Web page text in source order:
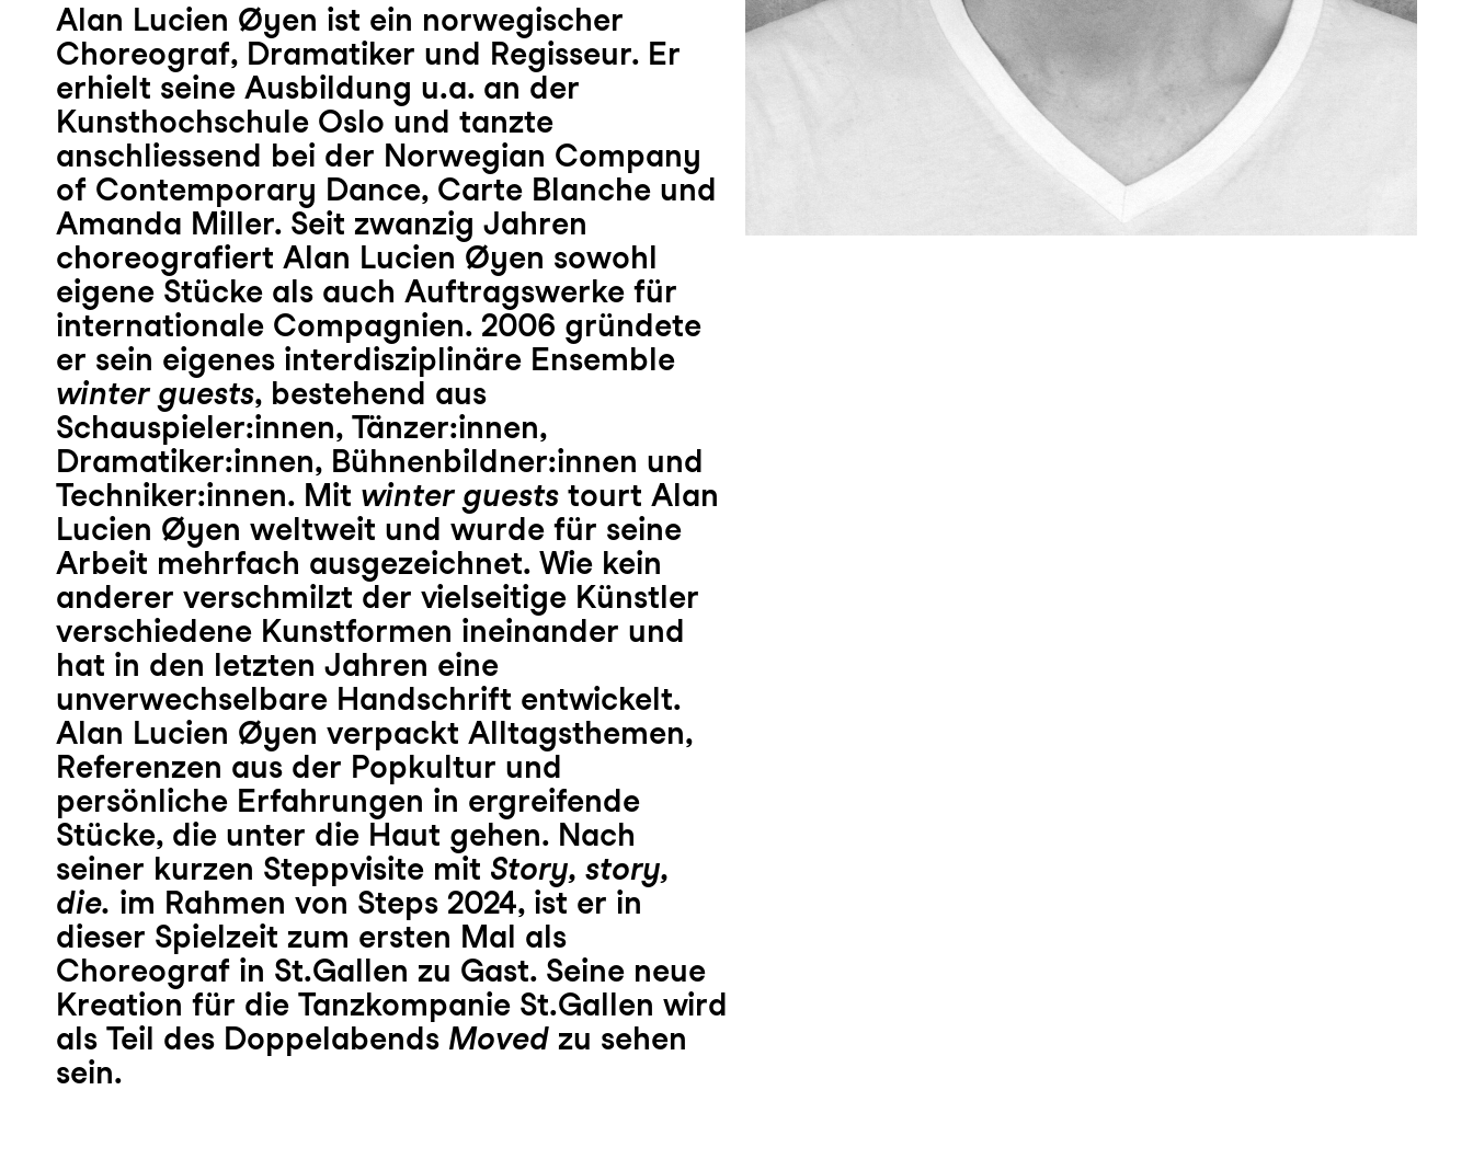
Alan Lucien Øyen ist ein norwegischer
Choreograf, Dramatiker und Regisseur. Er
erhielt seine Ausbildung u.a. an der
Kunsthochschule Oslo und tanzte
anschliessend bei der Norwegian Company
of Contemporary Dance, Carte Blanche und
Amanda Miller. Seit zwanzig Jahren
choreografiert Alan Lucien Øyen sowohl
eigene Stücke als auch Auftragswerke für
internationale Compagnien. 2006 gründete
er sein eigenes interdisziplinäre Ensemble
winter guests, bestehend aus
Schauspieler:innen, Tänzer:innen,
Dramatiker:innen, Bühnenbildner:innen und
Techniker:innen. Mit winter gueststourt Alan
Lucien Øyen weltweit und wurde für seine
Arbeit mehrfach ausgezeichnet. Wie kein
anderer verschmilzt der vielseitige Künstler
verschiedene Kunstformen ineinander und
hat in den letzten Jahren eine
unverwechselbare Handschrift entwickelt.
Alan Lucien Øyen verpackt Alltagsthemen,
Referenzen aus der Popkultur und
persönliche Erfahrungen in ergreifende
Stücke, die unter die Haut gehen. Nach
seiner kurzen Steppvisite mit Story, story,
die. im Rahmen von Steps 2024, ist er in
dieser Spielzeit zum ersten Mal als
Choreograf in St.Gallen zu Gast. Seine neue
Kreation für die Tanzkompanie St.Gallen wird
als Teil des Doppelabends Moved zu sehen
sein.